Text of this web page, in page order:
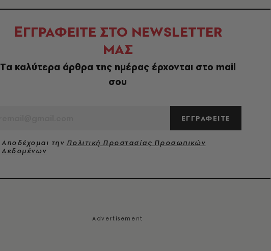
ΕΓΓΡΑΦΕΙΤΕ ΣΤΟ NEWSLETTER
ΜΑΣ
Tα καλύτερα άρθρα της ημέρας έρχονται στο mail
σου
ΕΓΓΡΑΦΕΙΤΕ
Αποδέχομαι την Πολιτική Προστασίας Προσωπικών
Δεδομένων